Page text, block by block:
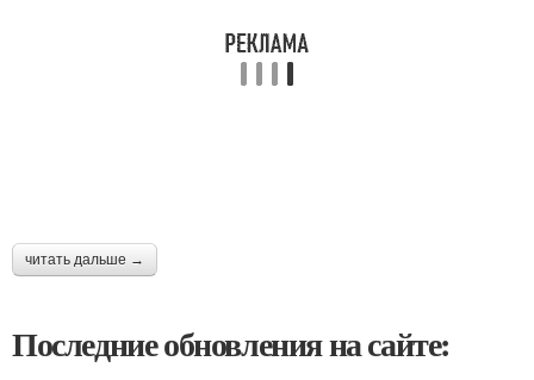
читать дальше →
Последние обновления на сайте: